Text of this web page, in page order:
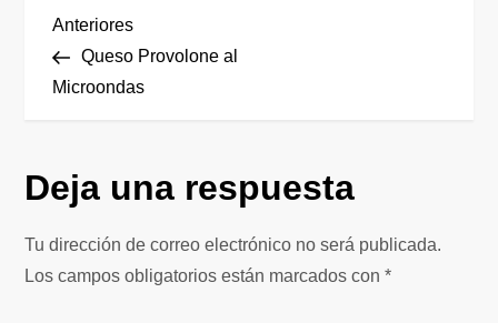
N
a
e
g
a
Entrada
anterior
Anteriores
Queso Provolone al
Microondas
Deja una respuesta
Tu dirección de correo electrónico no será publicada.
Los campos obligatorios están marcados con*